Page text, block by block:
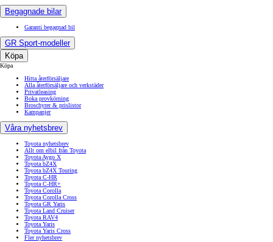
Begagnade bilar
Garanti begagnad bil
GR Sport-modeller
Köpa
Köpa
Hitta återförsäljare
Alla återförsäljare och verkstäder
Privatleasing
Boka provkörning
Broschyrer & prislistor
Kampanjer
Våra nyhetsbrev
Toyota nyhetsbrev
Allt om elbil från Toyota
Toyota Aygo X
Toyota bZ4X
Toyota bZ4X Touring
Toyota C-HR
Toyota C-HR+
Toyota Corolla
Toyota Corolla Cross
Toyota GR Yaris
Toyota Land Cruiser
Toyota RAV4
Toyota Yaris
Toyota Yaris Cross
Fler nyhetsbrev